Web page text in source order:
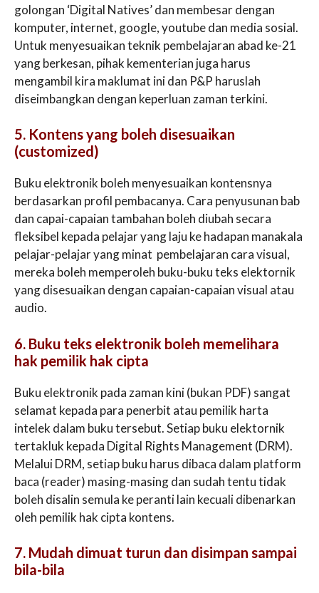
golongan ‘Digital Natives’ dan membesar dengan
komputer, internet, google, youtube dan media sosial.
Untuk menyesuaikan teknik pembelajaran abad ke-21
yang berkesan, pihak kementerian juga harus
mengambil kira maklumat ini dan P&P haruslah
diseimbangkan dengan keperluan zaman terkini.
5. Kontens yang boleh disesuaikan
(customized)
Buku elektronik boleh menyesuaikan kontensnya
berdasarkan profil pembacanya. Cara penyusunan bab
dan capai-capaian tambahan boleh diubah secara
fleksibel kepada pelajar yang laju ke hadapan manakala
pelajar-pelajar yang minat pembelajaran cara visual,
mereka boleh memperoleh buku-buku teks elektornik
yang disesuaikan dengan capaian-capaian visual atau
audio.
6. Buku teks elektronik boleh memelihara
hak pemilik hak cipta
Buku elektronik pada zaman kini (bukan PDF) sangat
selamat kepada para penerbit atau pemilik harta
intelek dalam buku tersebut. Setiap buku elektornik
tertakluk kepada Digital Rights Management (DRM).
Melalui DRM, setiap buku harus dibaca dalam platform
baca (reader) masing-masing dan sudah tentu tidak
boleh disalin semula ke peranti lain kecuali dibenarkan
oleh pemilik hak cipta kontens.
7. Mudah dimuat turun dan disimpan sampai
bila-bila